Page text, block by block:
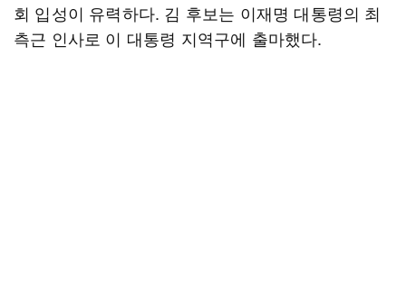
회 입성이 유력하다. 김 후보는 이재명 대통령의 최
측근 인사로 이 대통령 지역구에 출마했다.